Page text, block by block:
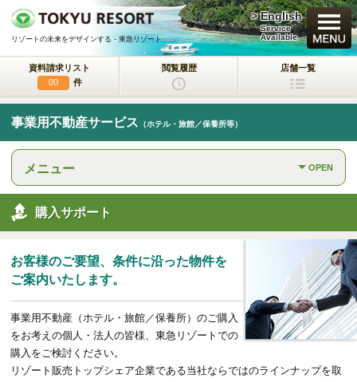
リゾートの未来をデザインする - 東急リゾート
> English
Service
Available
資料請求リスト
00
件
閲覧履歴 店舗一覧
事業用不動産サービス （ホテル・旅館／保養所等）
メニュー OPEN
購入サポート
お客様のご要望、条件に沿った物件を
ご案内いたします。
事業用不動産（ホテル・旅館／保養所）のご購入
をお考えの個人・法人の皆様、東急リゾートでの
購入をご検討ください。
リゾート販売トップシェア企業である当社ならではのラインナップを取
買いたい
新規・新築マンション
中古物件
一戸建て/マンション/土地
東急ハーヴェストクラブ
会員制リゾートホテル
ホテルコンドミニアム
所有するリゾートから
事業用不動産サービス
（ホテル・旅館／保養所等）